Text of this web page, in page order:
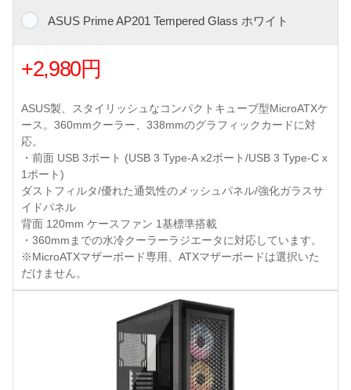
ASUS Prime AP201 Tempered Glass ホワイト
+2,980円
ASUS製、スタイリッシュなコンパクトキューブ型MicroATXケ
ース。360mmクーラー、338mmのグラフィックカードに対
応。
・前面 USB 3ポート (USB 3 Type-A x2ポート/USB 3 Type-C x
1ポート)
ダストフィルタ/優れた通気性のメッシュパネル/強化ガラスサ
イドパネル
背面 120mm ケースファン 1基標準搭載
・360mmまでの水冷クーラーラジエータに対応しています。
※MicroATXマザーボード専用、ATXマザーボードは選択いた
だけません。